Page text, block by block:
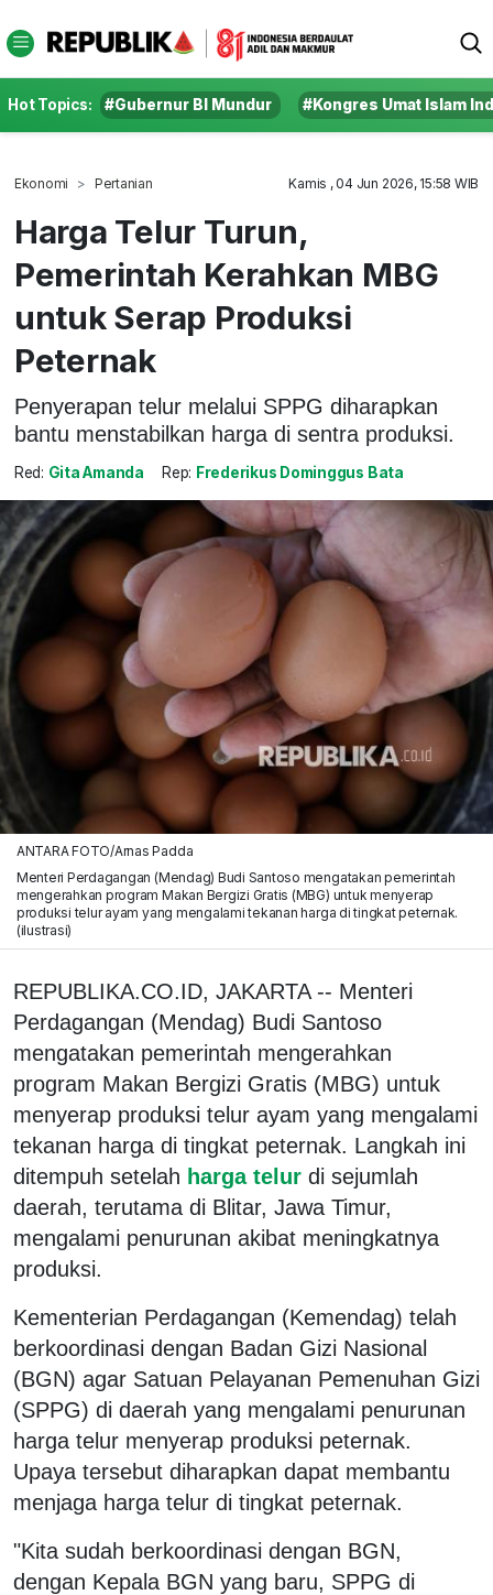
Hot Topics: #Gubernur BI Mundur #Kongres Umat Islam
Ekonomi Pertanian Kamis , 04 Jun 2026, 15:58 WIB
Harga Telur Turun,
Pemerintah Kerahkan MBG
untuk Serap Produksi
Peternak
Penyerapan telur melalui SPPG diharapkan
bantu menstabilkan harga di sentra produksi.
Red: Gita Amanda Rep: Frederikus Dominggus Bata
ANTARA FOTO/Arnas Padda
Menteri Perdagangan (Mendag) Budi Santoso mengatakan pemerintah
mengerahkan program Makan Bergizi Gratis (MBG) untuk menyerap
produksi telur ayam yang mengalami tekanan harga di tingkat peternak.
(ilustrasi)
REPUBLIKA.CO.ID, JAKARTA -- Menteri
Perdagangan (Mendag) Budi Santoso
mengatakan pemerintah mengerahkan
program Makan Bergizi Gratis (MBG) untuk
menyerap produksi telur ayam yang mengalami
tekanan harga di tingkat peternak. Langkah ini
ditempuh setelah harga telur di sejumlah
daerah, terutama di Blitar, Jawa Timur,
mengalami penurunan akibat meningkatnya
produksi.
Kementerian Perdagangan (Kemendag) telah
berkoordinasi dengan Badan Gizi Nasional
(BGN) agar Satuan Pelayanan Pemenuhan Gizi
(SPPG) di daerah yang mengalami penurunan
harga telur menyerap produksi peternak.
Upaya tersebut diharapkan dapat membantu
menjaga harga telur di tingkat peternak.
"Kita sudah berkoordinasi dengan BGN,
dengan Kepala BGN yang baru, SPPG di